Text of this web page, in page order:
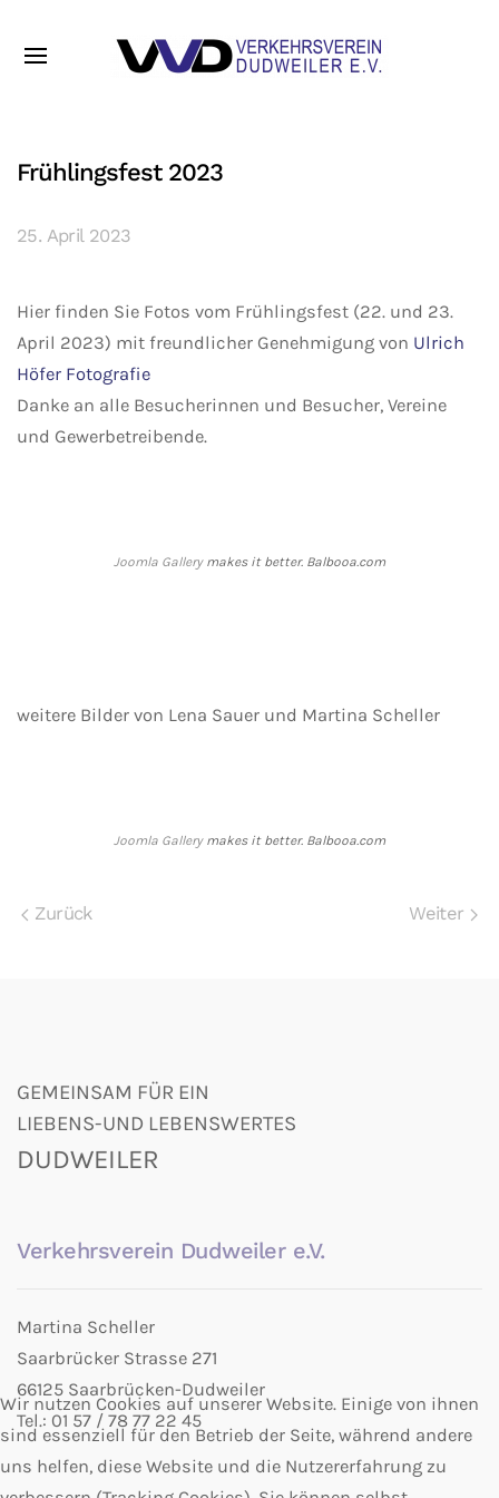
Frühlingsfest 2023
25. April 2023
Hier finden Sie Fotos vom Frühlingsfest (22. und 23.
April 2023) mit freundlicher Genehmigung von Ulrich
Höfer Fotografie
Danke an alle Besucherinnen und Besucher, Vereine
und Gewerbetreibende.
Joomla Gallerymakes it better. Balbooa.com
weitere Bilder von Lena Sauer und Martina Scheller
Joomla Gallerymakes it better. Balbooa.com
Zurück Weiter
GEMEINSAM FÜR EIN
LIEBENS-UND LEBENSWERTES
DUDWEILER
Verkehrsverein Dudweiler e.V.
Martina Scheller
Saarbrücker Strasse 271
66125 Saarbrücken-Dudweiler
Tel.: 01 57 / 78 77 22 45
Wir nutzen Cookies auf unserer Website. Einige von ihnen
sind essenziell für den Betrieb der Seite, während andere
uns helfen, diese Website und die Nutzererfahrung zu